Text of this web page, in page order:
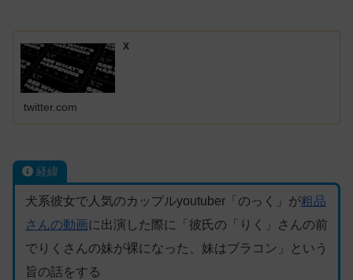
X
twitter.com
経緯
犬系彼女で人気のカップルyoutuber「のっく」が粗品
さんの動画に出演した際に「彼氏の「りく」さんの前
でりくさんの妹が裸になった、妹はブラコン」という
旨の話をする